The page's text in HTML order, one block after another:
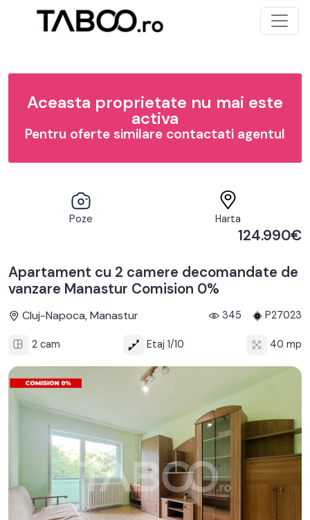
Aceasta proprietate nu mai este
activa
Pentru oferte similare contactati agentul
Poze Harta
124.990€
Apartament cu 2 camere decomandate de
vanzare Manastur Comision 0%
Cluj-Napoca, Manastur 345 P27023
2 cam Etaj 1/10 40 mp